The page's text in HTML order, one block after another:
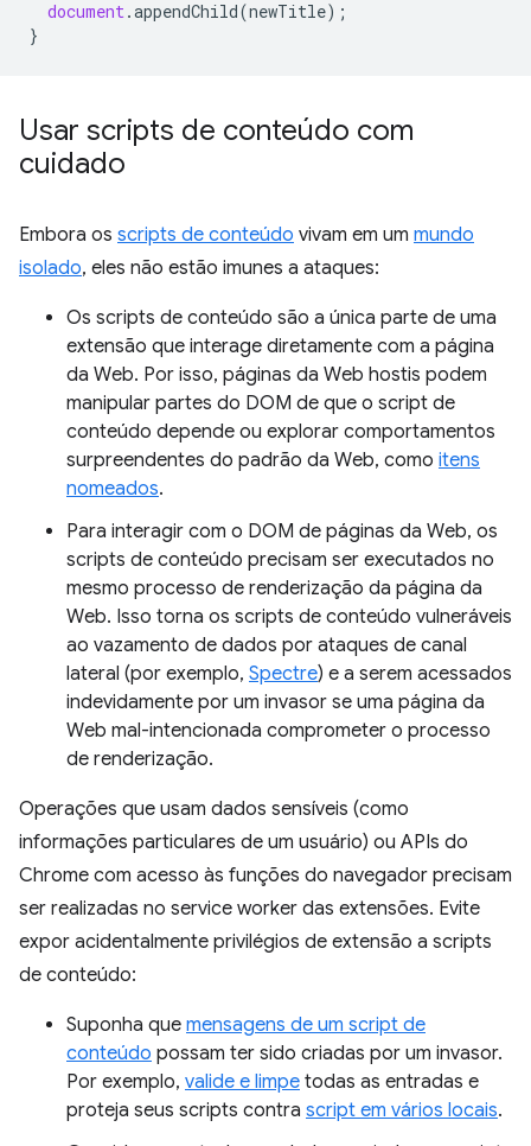
document.appendChild(newTitle);
}
Usar scripts de conteúdo com
cuidado
Embora os scripts de conteúdo vivam em um mundo
isolado, eles não estão imunes a ataques:
Os scripts de conteúdo são a única parte de uma
extensão que interage diretamente com a página
da Web. Por isso, páginas da Web hostis podem
manipular partes do DOM de que o script de
conteúdo depende ou explorar comportamentos
surpreendentes do padrão da Web, como itens
nomeados.
Para interagir com o DOM de páginas da Web, os
scripts de conteúdo precisam ser executados no
mesmo processo de renderização da página da
Web. Isso torna os scripts de conteúdo vulneráveis
ao vazamento de dados por ataques de canal
lateral (por exemplo, Spectre) e a serem acessados
indevidamente por um invasor se uma página da
Web mal-intencionada comprometer o processo
de renderização.
Operações que usam dados sensíveis (como
informações particulares de um usuário) ou APIs do
Chrome com acesso às funções do navegador precisam
ser realizadas no service worker das extensões. Evite
expor acidentalmente privilégios de extensão a scripts
de conteúdo:
Suponha que mensagens de um script de
conteúdo possam ter sido criadas por um invasor.
Por exemplo, valide e limpe todas as entradas e
proteja seus scripts contra script em vários locais.